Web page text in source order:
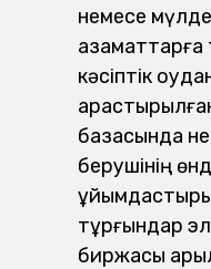
немесе
азаматтарға
кәсіптік
базасында
берушінің
тұрғындар
биржасы